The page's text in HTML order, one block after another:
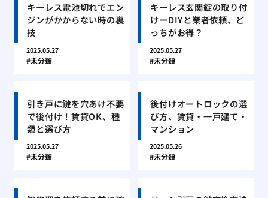
キーレス電池切れでエン
ジンがかからない時の裏
技
2025.05.27
未分類
キーレス玄関錠の取り付
けーDIYと業者依頼、ど
っちがお得？
2025.05.27
未分類
引き戸に鍵を穴あけ不要
で後付け！賃貸OK、種
類と選び方
2025.05.27
未分類
後付けオートロックの選
び方、賃貸・一戸建て・
マンション
2025.05.26
未分類